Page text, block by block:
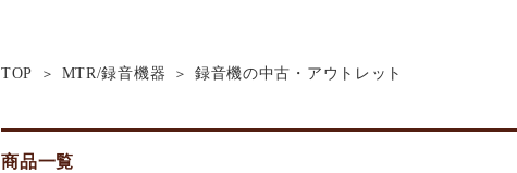
TOP MTR/録音機器 録音機の中古・アウトレット
商品一覧